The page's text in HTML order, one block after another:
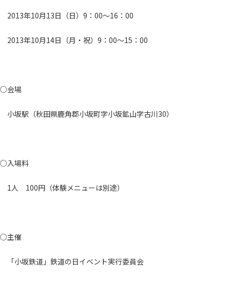
2013年10月13日（日）9：00～16：00
2013年10月14日（月・祝）9：00～15：00
○会場
小坂駅（秋田県鹿角郡小坂町字小坂鉱山字古川30）
○入場料
1人 100円（体験メニューは別途）
○主催
「小坂鉄道」鉄道の日イベント実行委員会